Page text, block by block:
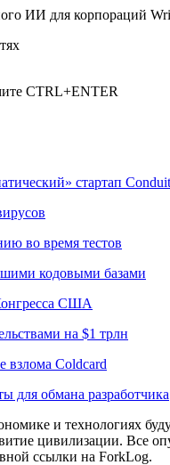
ИИ для корпораций
CTRL+ENTER
стартап Conduit
во время тестов
кодовыми базами
США
на $1 трлн
взлома Coldcard
для обмана разработчика
и технологиях
цивилизации. Все
ссылки на ForkLog.